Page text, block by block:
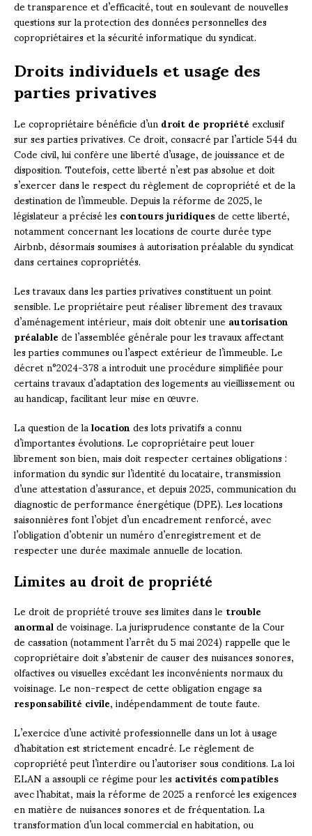
de transparence et d’efficacité, tout en soulevant de nouvelles
questions sur la protection des données personnelles des
copropriétaires et la sécurité informatique du syndicat.
Droits individuels et usage des
parties privatives
Le copropriétaire bénéficie d’undroit de propriétéexclusif
sur ses parties privatives. Ce droit, consacré par l’article 544 du
Code civil, lui confère une liberté d’usage, de jouissance et de
disposition. Toutefois, cette liberté n’est pas absolue et doit
s’exercer dans le respect du règlement de copropriété et de la
destination de l’immeuble. Depuis la réforme de 2025, le
législateur a précisé lescontours juridiquesde cette liberté,
notamment concernant les locations de courte durée type
Airbnb, désormais soumises à autorisation préalable du syndicat
dans certaines copropriétés.
Les travaux dans les parties privatives constituent un point
sensible. Le propriétaire peut réaliser librement des travaux
d’aménagement intérieur, mais doit obtenir uneautorisation
préalablede l’assemblée générale pour les travaux affectant
les parties communes ou l’aspect extérieur de l’immeuble. Le
décret n°2024-378 a introduit une procédure simplifiée pour
certains travaux d’adaptation des logements au vieillissement ou
au handicap, facilitant leur mise en œuvre.
La question de lalocationdes lots privatifs a connu
d’importantes évolutions. Le copropriétaire peut louer
librement son bien, mais doit respecter certaines obligations :
information du syndic sur l’identité du locataire, transmission
d’une attestation d’assurance, et depuis 2025, communication du
diagnostic de performance énergétique (DPE). Les locations
saisonnières font l’objet d’un encadrement renforcé, avec
l’obligation d’obtenir un numéro d’enregistrement et de
respecter une durée maximale annuelle de location.
Limites au droit de propriété
Le droit de propriété trouve ses limites dans letrouble
anormalde voisinage. La jurisprudence constante de la Cour
de cassation (notamment l’arrêt du 5 mai 2024) rappelle que le
copropriétaire doit s’abstenir de causer des nuisances sonores,
olfactives ou visuelles excédant les inconvénients normaux du
voisinage. Le non-respect de cette obligation engage sa
responsabilité civile, indépendamment de toute faute.
L’exercice d’une activité professionnelle dans un lot à usage
d’habitation est strictement encadré. Le règlement de
copropriété peut l’interdire ou l’autoriser sous conditions. La loi
ELAN a assoupli ce régime pour lesactivités compatibles
avec l’habitat, mais la réforme de 2025 a renforcé les exigences
en matière de nuisances sonores et de fréquentation. La
transformation d’un local commercial en habitation, ou